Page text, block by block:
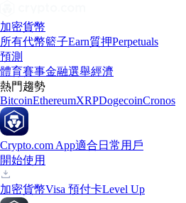
加密貨幣
所有代幣籃子Earn質押Perpetuals
預測
體育賽事金融選舉經濟
熱門趨勢
BitcoinEthereumXRPDogecoinCronos
Crypto.com App適合日常用戶
開始使用
加密貨幣Visa 預付卡Level Up